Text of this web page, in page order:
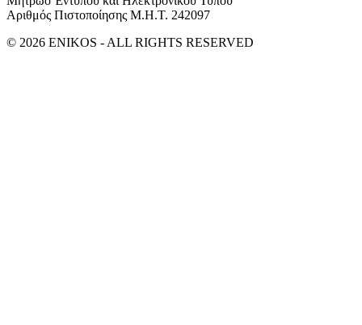
Αριθμός Πιστοποίησης Μ.Η.Τ. 242097
© 2026 ENIKOS - ALL RIGHTS RESERVED